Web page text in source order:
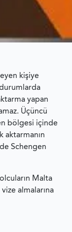
kişiye
yapan
Üçüncü
bölgesi içinde
aktarmanın
Schengen
Malta
almalarına